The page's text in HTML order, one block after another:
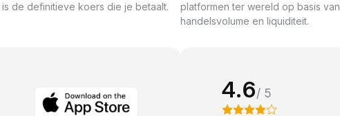
de definitieve koers die je betaalt.
platformen ter wereld op basis van
handelsvolume en liquiditeit.
4.6/ 5